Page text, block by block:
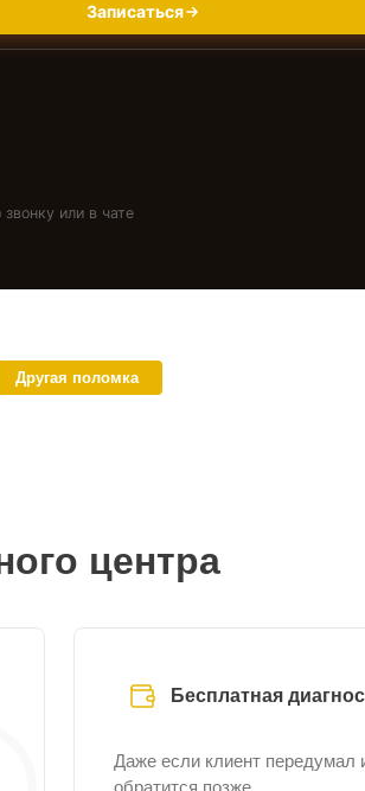
Записаться
или в чате
Другая поломка
центра
Бесплатная
Даже если клиент передумал
обратится позже